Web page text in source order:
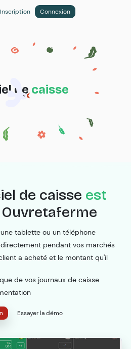
Inscription Connexion
decaisse
de caisse est
Ouvretaferme
tablette ou un téléphone
directement pendant vos marchés
a acheté et le montant qu'il
de vos journaux de caisse
Essayer la démo